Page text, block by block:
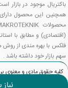
باکتریال موجود در
همچنین این محصول دارای
(اقتصادی) و مطابق با
فلکس با بهره مندی از
سهم بازار خود داشته باشد .
کلیه حقوق مادی و معنوی